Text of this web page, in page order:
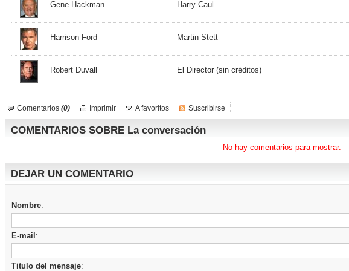
Gene Hackman Harry Caul
Harrison Ford Martin Stett
Robert Duvall El Director (sin créditos)
Comentarios (0) Imprimir A favoritos Suscribirse
COMENTARIOS SOBRE La conversación
No hay comentarios para mostrar.
DEJAR UN COMENTARIO
Nombre:
E-mail :
Titulo del mensaje: